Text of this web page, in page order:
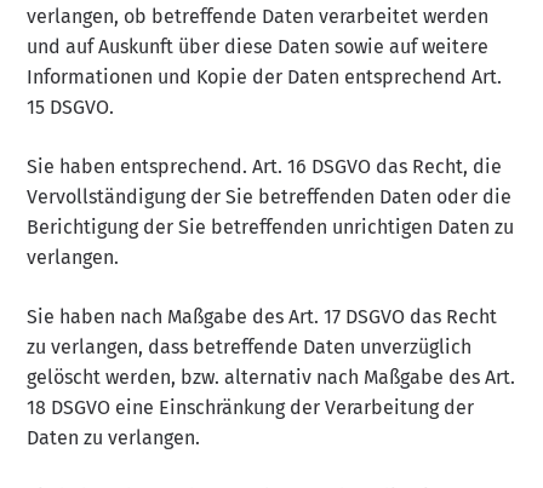
verlangen, ob betreffende Daten verarbeitet werden
und auf Auskunft über diese Daten sowie auf weitere
Informationen und Kopie der Daten entsprechend Art.
15 DSGVO.
Sie haben entsprechend. Art. 16 DSGVO das Recht, die
Vervollständigung der Sie betreffenden Daten oder die
Berichtigung der Sie betreffenden unrichtigen Daten zu
verlangen.
Sie haben nach Maßgabe des Art. 17 DSGVO das Recht
zu verlangen, dass betreffende Daten unverzüglich
gelöscht werden, bzw. alternativ nach Maßgabe des Art.
18 DSGVO eine Einschränkung der Verarbeitung der
Daten zu verlangen.